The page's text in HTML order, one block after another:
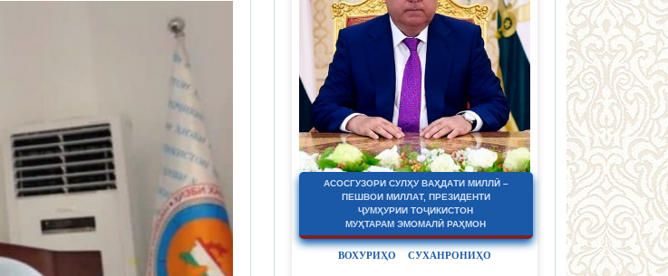
АСОСГУЗОРИ СУЛҲУ ВАҲДАТИ МИЛЛӢ –
ПЕШВОИ МИЛЛАТ, ПРЕЗИДЕНТИ
ҶУМҲУРИИ ТОҶИКИСТОН
МУҲТАРАМ ЭМОМАЛӢ РАҲМОН
ВОХУРИҲО СУХАНРОНИҲО